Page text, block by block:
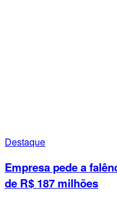
Destaque
Empresa pede a
de R$ 187 milhões